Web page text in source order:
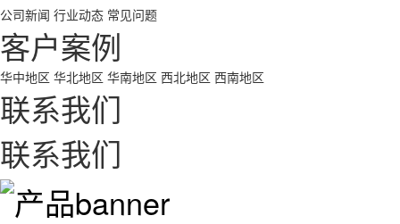
公司新闻 行业动态 常见问题
客户案例
华中地区 华北地区 华南地区 西北地区 西南地区
联系我们
联系我们